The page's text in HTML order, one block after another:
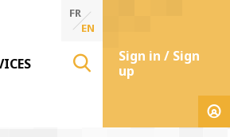
FR
EN
Sign in / Sign
up